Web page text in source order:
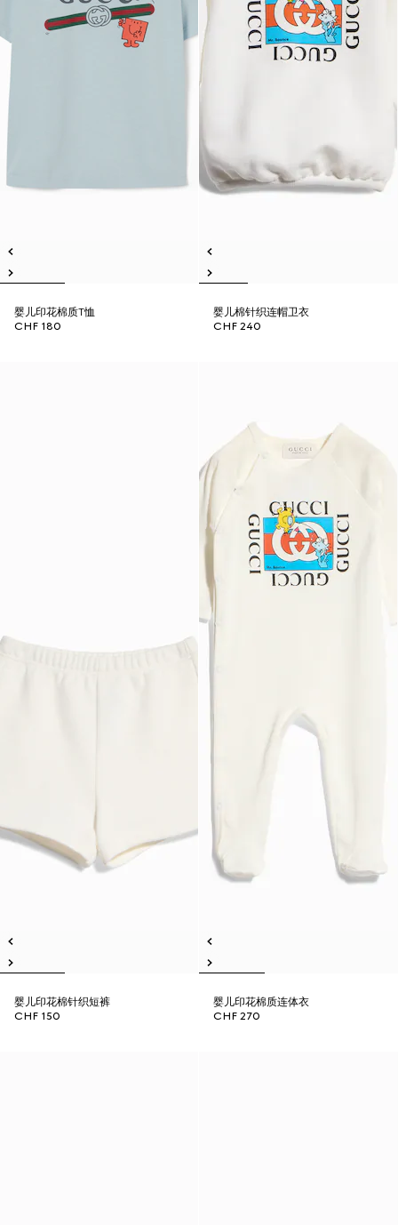
婴儿印花棉质T恤
CHF 180
婴儿棉针织连帽卫衣
CHF 240
婴儿印花棉针织短裤
CHF 150
婴儿印花棉质连体衣
CHF 270